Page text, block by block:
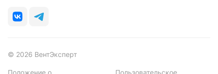
© 2026 ВентЭксперт